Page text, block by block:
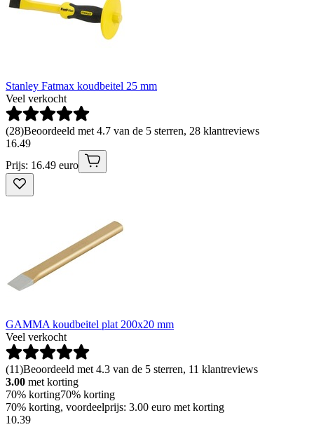
Stanley Fatmax koudbeitel 25 mm
Veel verkocht
(28)Beoordeeld met 4.7 van de 5 sterren, 28 klantreviews
16.49
Prijs: 16.49 euro
GAMMA koudbeitel plat 200x20 mm
Veel verkocht
(11)Beoordeeld met 4.3 van de 5 sterren, 11 klantreviews
3.00 met korting
70% korting70% korting
70% korting, voordeelprijs: 3.00 euro met korting
10.39